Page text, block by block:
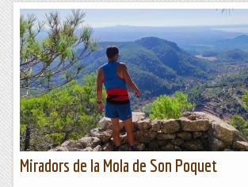
Miradors de la Mola de Son Poquet